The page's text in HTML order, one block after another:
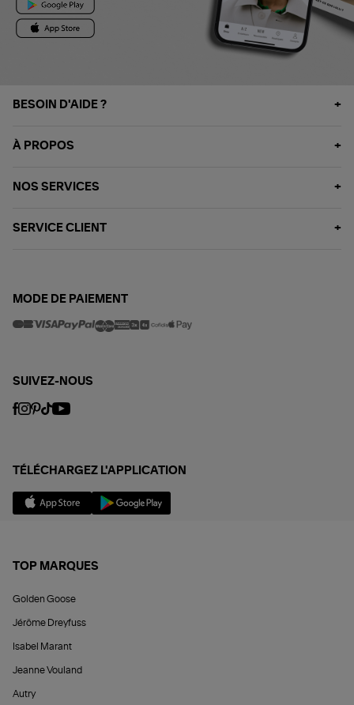
BESOIN D'AIDE ?
À PROPOS
NOS SERVICES
SERVICE CLIENT
MODE DE PAIEMENT
SUIVEZ-NOUS
TÉLÉCHARGEZ L'APPLICATION
TOP MARQUES
Golden Goose
Jérôme Dreyfuss
Isabel Marant
Jeanne Vouland
Autry